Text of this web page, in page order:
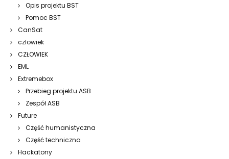
Opis projektu BST
Pomoc BST
CanSat
czlowiek
CZŁOWIEK
EML
Extremebox
Przebieg projektu ASB
Zespół ASB
Future
Część humanistyczna
Część techniczna
Hackatony